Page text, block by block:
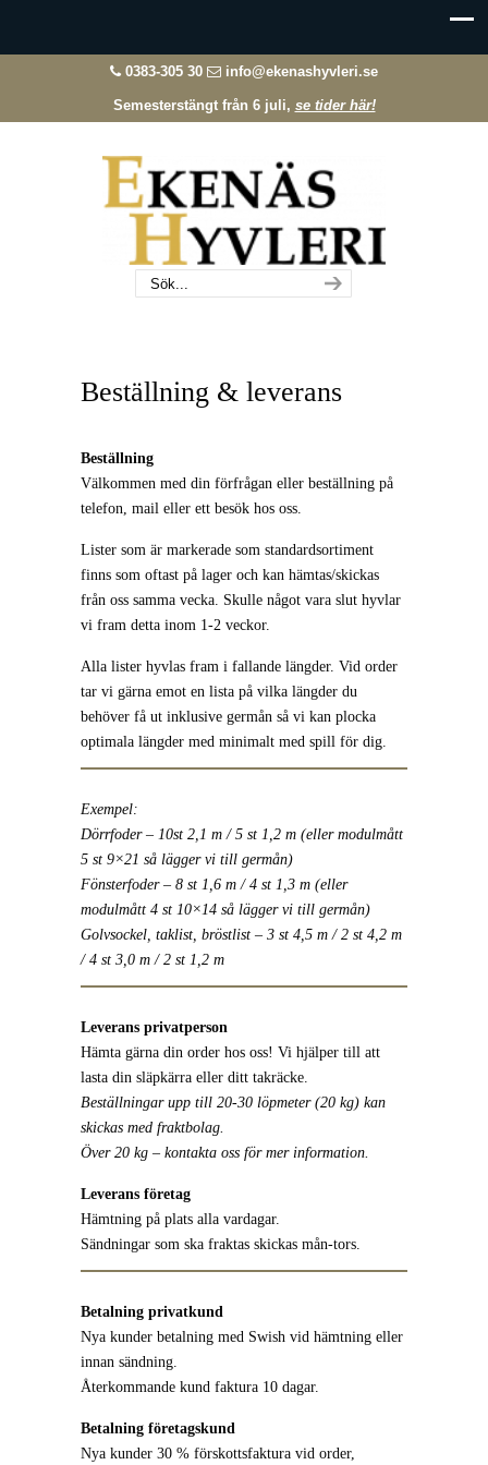
0383-305 30 info@ekenashyvleri.se
Semesterstängt från 6 juli, se tider här!
Beställning & leverans
Beställning
Välkommen med din förfrågan eller beställning på
telefon, mail eller ett besök hos oss.
Lister som är markerade som standardsortiment
finns som oftast på lager och kan hämtas/skickas
från oss samma vecka. Skulle något vara slut hyvlar
vi fram detta inom 1-2 veckor.
Alla lister hyvlas fram i fallande längder. Vid order
tar vi gärna emot en lista på vilka längder du
behöver få ut inklusive germån så vi kan plocka
optimala längder med minimalt med spill för dig.
Exempel:
Dörrfoder – 10st 2,1 m / 5 st 1,2 m (eller modulmått
5 st 9×21 så lägger vi till germån)
Fönsterfoder – 8 st 1,6 m / 4 st 1,3 m (eller
modulmått 4 st 10×14 så lägger vi till germån)
Golvsockel, taklist, bröstlist – 3 st 4,5 m / 2 st 4,2 m
/ 4 st 3,0 m / 2 st 1,2 m
Leverans privatperson
Hämta gärna din order hos oss! Vi hjälper till att
lasta din släpkärra eller ditt takräcke.
Beställningar upp till 20-30 löpmeter (20 kg) kan
skickas med fraktbolag.
Över 20 kg – kontakta oss för mer information.
Leverans företag
Hämtning på plats alla vardagar.
Sändningar som ska fraktas skickas mån-tors.
Betalning privatkund
Nya kunder betalning med Swish vid hämtning eller
innan sändning.
Återkommande kund faktura 10 dagar.
Betalning företagskund
Nya kunder 30 % förskottsfaktura vid order,